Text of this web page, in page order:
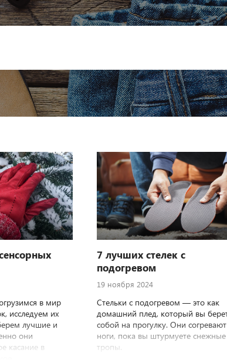
в мир
исследуем их
лучшие и
они
касание в
7 лучших стелек с
подогревом
19 ноября 2024
Стельки с подогревом — это как
домашний плед, который вы
собой на прогулку. Они согревают
ноги, пока вы штурмуете снежные
тропы.